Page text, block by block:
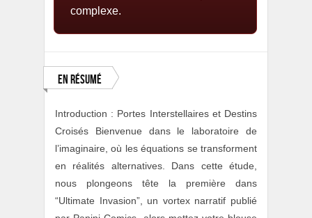
complexe.
En résumé
Introduction : Portes Interstellaires et Destins
Croisés Bienvenue dans le laboratoire de
l’imaginaire, où les équations se transforment
en réalités alternatives. Dans cette étude,
nous plongeons tête la première dans
“Ultimate Invasion”, un vortex narratif publié